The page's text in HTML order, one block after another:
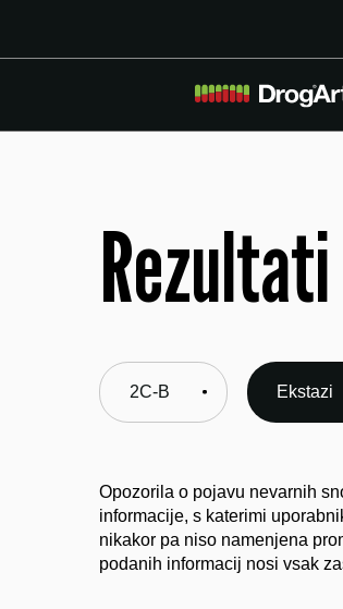
2C-B Ekstazi
Opozorila o pojavu nevarnih
informacije, s katerimi
nikakor pa niso namenjena
podanih informacij nosi vsak